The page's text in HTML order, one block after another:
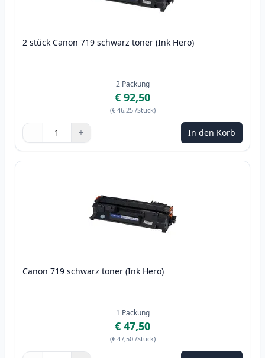
2 stück Canon 719 schwarz toner (Ink Hero)
2 Packung
€ 92,50
(€ 46,25 /Stück)
Menge
Verwenden Sie die Tasten, um anzupassen
− +
Menge 1 In den Korb
Canon 719 schwarz toner (Ink Hero)
1 Packung
€ 47,50
(€ 47,50 /Stück)